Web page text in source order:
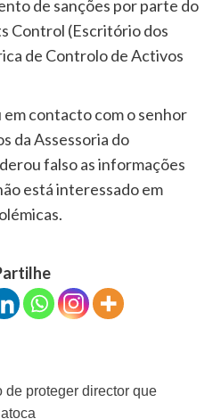
de sanções por parte do
Control (Escritório dos
de Controlo de Activos
contacto com o senhor
da Assessoria do
falso as informações
está interessado em
proteger director que